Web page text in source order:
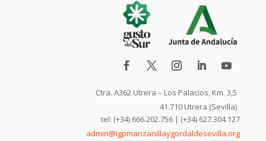
Ctra. A362 Utrera – Los Palacios, Km. 3,5
41.710 Utrera (Sevilla)
tel: (+34) 666.202.756 | (+34) 627.304.127
admin@igpmanzanillaygordaldesevilla.org